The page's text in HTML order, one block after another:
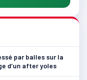
par balles sur la
d’un after yoles